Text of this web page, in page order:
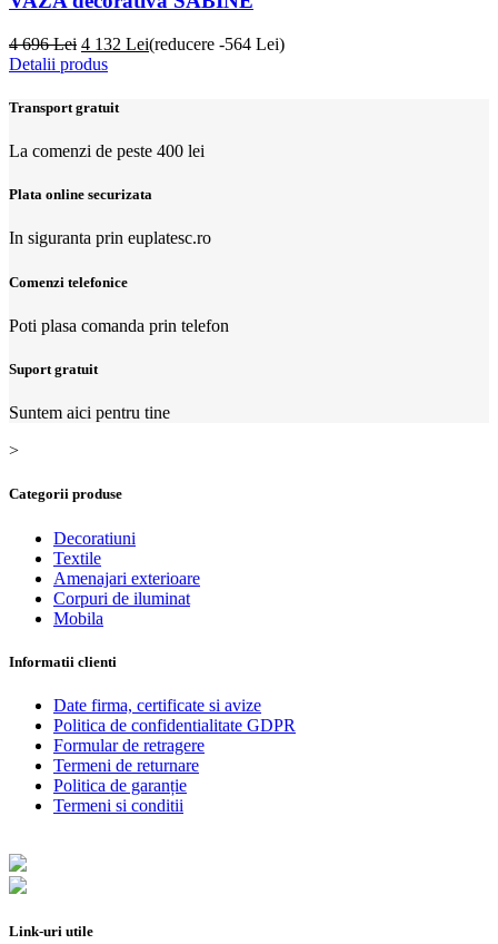
4 696 Lei 4 132 Lei(reducere -564 Lei)
Detalii produs
Transport gratuit
La comenzi de peste 400 lei
Plata online securizata
In siguranta prin euplatesc.ro
Comenzi telefonice
Poti plasa comanda prin telefon
Suport gratuit
Suntem aici pentru tine
>
Categorii produse
Decoratiuni
Textile
Amenajari exterioare
Corpuri de iluminat
Mobila
Informatii clienti
Date firma, certificate si avize
Politica de confidentialitate GDPR
Formular de retragere
Termeni de returnare
Politica de garanție
Termeni si conditii
Link-uri utile